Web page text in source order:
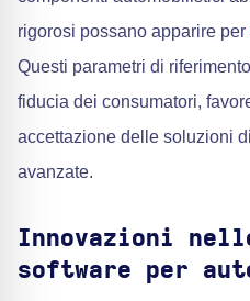
rigorosi possano apparire per
Questi parametri di
fiducia dei consumatori,
accettazione delle soluzioni
avanzate.
Innovazioni
software per